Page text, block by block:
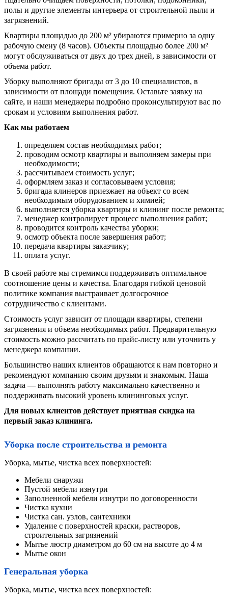
полы и другие элементы интерьера от строительной пыли и
загрязнений.
Квартиры площадью до 200 м² убираются примерно за одну
рабочую смену (8 часов). Объекты площадью более 200 м²
могут обслуживаться от двух до трех дней, в зависимости от
объема работ.
Уборку выполняют бригады от 3 до 10 специалистов, в
зависимости от площади помещения. Оставьте заявку на
сайте, и наши менеджеры подробно проконсультируют вас по
срокам и условиям выполнения работ.
Как мы работаем
определяем состав необходимых работ;
проводим осмотр квартиры и выполняем замеры при
необходимости;
рассчитываем стоимость услуг;
оформляем заказ и согласовываем условия;
бригада клинеров приезжает на объект со всем
необходимым оборудованием и химией;
выполняется уборка квартиры и клининг после ремонта;
менеджер контролирует процесс выполнения работ;
проводится контроль качества уборки;
осмотр объекта после завершения работ;
передача квартиры заказчику;
оплата услуг.
В своей работе мы стремимся поддерживать оптимальное
соотношение цены и качества. Благодаря гибкой ценовой
политике компания выстраивает долгосрочное
сотрудничество с клиентами.
Стоимость услуг зависит от площади квартиры, степени
загрязнения и объема необходимых работ. Предварительную
стоимость можно рассчитать по прайс-листу или уточнить у
менеджера компании.
Большинство наших клиентов обращаются к нам повторно и
рекомендуют компанию своим друзьям и знакомым. Наша
задача — выполнять работу максимально качественно и
поддерживать высокий уровень клининговых услуг.
Для новых клиентов действует приятная скидка на
первый заказ клининга.
Уборка после строительства и ремонта
Уборка, мытье, чистка всех поверхностей:
Мебели снаружи
Пустой мебели изнутри
Заполненной мебели изнутри по договоренности
Чистка кухни
Чистка сан. узлов, сантехники
Удаление с поверхностей краски, растворов,
строительных загрязнений
Мытье люстр диаметром до 60 см на высоте до 4 м
Мытье окон
Генеральная уборка
Уборка, мытье, чистка всех поверхностей: